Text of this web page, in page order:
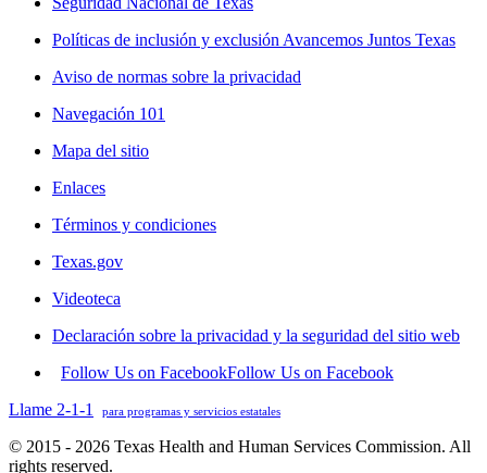
Políticas de inclusión y exclusión Avancemos Juntos Texas
Aviso de normas sobre la privacidad
Navegación 101
Mapa del sitio
Enlaces
Términos y condiciones
Texas.gov
Videoteca
Declaración sobre la privacidad y la seguridad del sitio web
Follow Us on FacebookFollow Us on Facebook
Llame 2-1-1
para programas y servicios estatales
© 2015 - 2026 Texas Health and Human Services Commission. All
rights reserved.